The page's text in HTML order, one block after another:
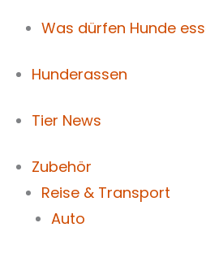
Was dürfen Hunde
Hunderassen
Tier News
Zubehör
Reise & Transport
Auto